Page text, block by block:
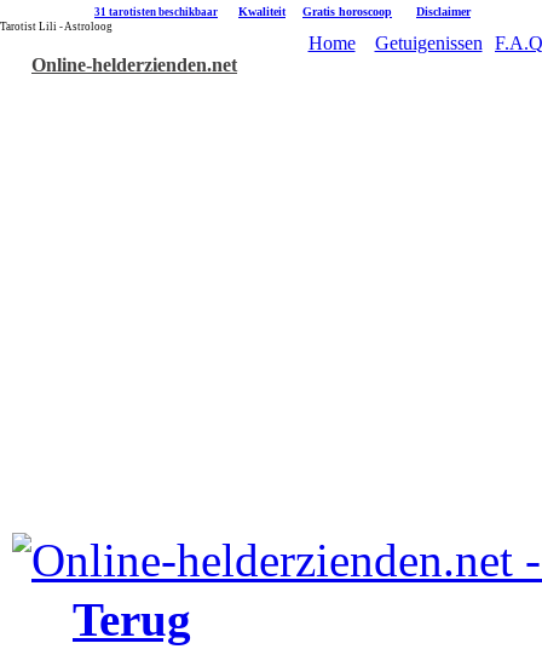
31 tarotisten beschikbaar Kwaliteit Gratis horoscoop Disclaimer
Tarotist Lili - Astroloog
Online-helderzienden.net
Home Getuigenissen
Terug